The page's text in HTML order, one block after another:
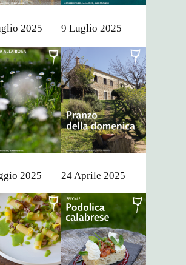
2025 9 Luglio 2025
2025 24 Aprile 2025